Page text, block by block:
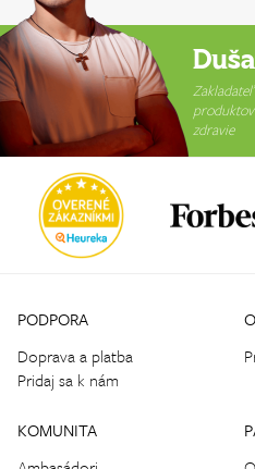
zdravie
PODPORA
Doprava a platba
Pridaj sa k nám
KOMUNITA